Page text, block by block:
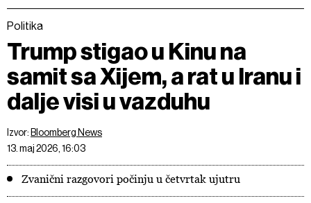
Politika
Trump stigao u Kinu na
samit sa Xijem, a rat u Iranu i
dalje visi u vazduhu
Izvor: Bloomberg News
13. maj 2026, 16:03
Zvanični razgovori počinju u četvrtak ujutru